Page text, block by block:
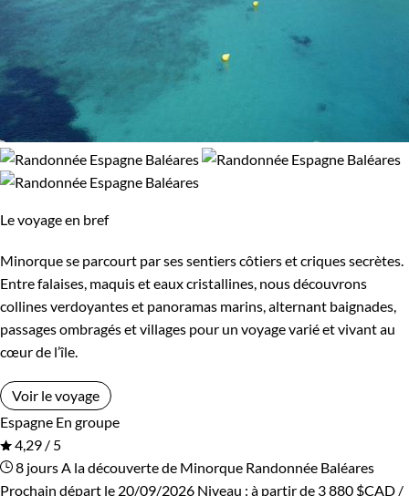
Le voyage en bref
Minorque se parcourt par ses sentiers côtiers et criques secrètes.
Entre falaises, maquis et eaux cristallines, nous découvrons
collines verdoyantes et panoramas marins, alternant baignades,
passages ombragés et villages pour un voyage varié et vivant au
cœur de l’île.
Voir le voyage
Espagne En groupe
4,29 / 5
8 jours A la découverte de Minorque Randonnée Baléares
Prochain départ le 20/09/2026 Niveau : à partir de 3 880 $CAD /